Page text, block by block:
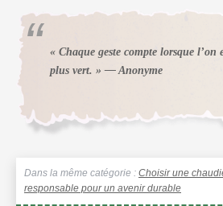
« Chaque geste compte lorsque
plus vert. » — Anonyme
Dans la même catégorie : Choisir une
responsable pour un avenir durable